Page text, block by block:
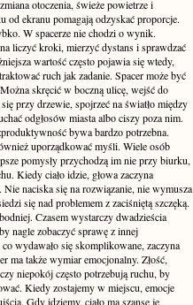
otoczenia, świeże powietrze i
od ekranu pomagają odzyskać proporcje.
W spacerze nie chodzi o wynik.
liczyć kroki, mierzyć dystans i sprawdzać
wartość często pojawia się wtedy,
ruch jak zadanie. Spacer może być
skręcić w boczną ulicę, wejść do
przy drzewie, spojrzeć na światło między
odgłosów miasta albo ciszy poza nim.
bywa bardzo potrzebna.
uporządkować myśli. Wiele osób
pomysły przychodzą im nie przy biurku,
Kiedy ciało idzie, głowa zaczyna
Nie naciska się na rozwiązanie, nie wymusza
się nad problemem z zaciśniętą szczęką.
Czasem wystarczy dwadzieścia
nagle zobaczyć sprawę z innej
wydawało się skomplikowane, zaczyna
ma także wymiar emocjonalny. Złość,
niepokój często potrzebują ruchu, by
Kiedy zostajemy w miejscu, emocje
Gdy idziemy, ciało ma szansę je